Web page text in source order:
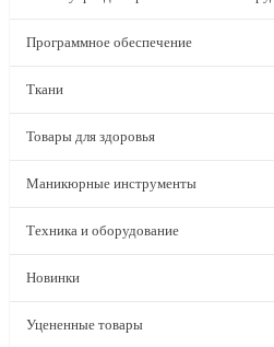
Программное обеспечение
Ткани
Товары для здоровья
Маникюрные инструменты
Техника и оборудование
Новинки
Уцененные товары